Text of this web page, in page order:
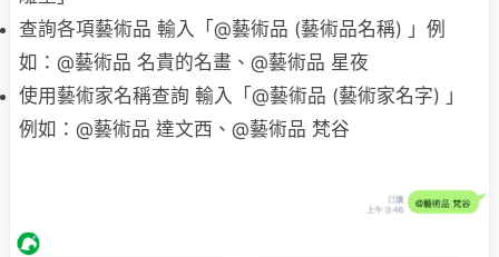
查詢各項藝術品 輸入「@藝術品 (藝術品名稱) 」例
如：@藝術品 名貴的名畫、@藝術品 星夜
使用藝術家名稱查詢 輸入「@藝術品 (藝術家名字) 」
例如：@藝術品 達文西、@藝術品 梵谷